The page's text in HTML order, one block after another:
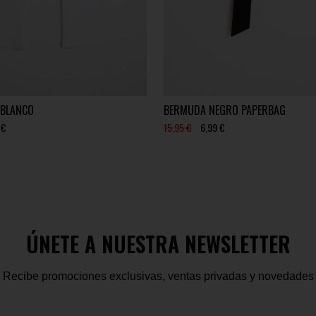
BERMUDA NEGRO PAPERBAG
15,95 € 6,99 €
ÚNETE A NUESTRA NEWSLETTER
Recibe promociones exclusivas, ventas privadas y novedades